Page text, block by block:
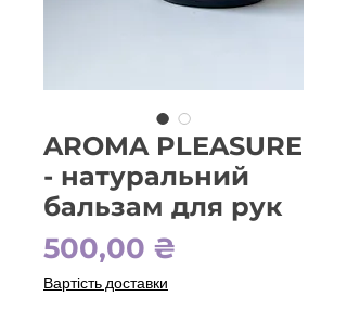
AROMA PLEASURE
- натуральний
бальзам для рук
500,00 ₴
Вартість доставки